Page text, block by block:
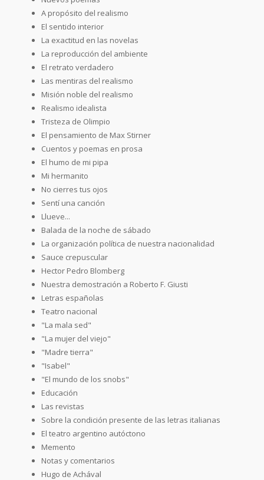
A propósito del realismo
El sentido interior
La exactitud en las novelas
La reproducción del ambiente
El retrato verdadero
Las mentiras del realismo
Misión noble del realismo
Realismo idealista
Tristeza de Olimpio
El pensamiento de Max Stirner
Cuentos y poemas en prosa
El humo de mi pipa
Mi hermanito
No cierres tus ojos
Sentí una canción
Llueve...
Balada de la noche de sábado
La organización política de nuestra nacionalidad
Sauce crepuscular
Hector Pedro Blomberg
Nuestra demostración a Roberto F. Giusti
Letras españolas
Teatro nacional
"La mala sed"
"La mujer del viejo"
"Madre tierra"
"Isabel"
"El mundo de los snobs"
Educación
Las revistas
Sobre la condición presente de las letras italianas
El teatro argentino autóctono
Memento
Notas y comentarios
Hugo de Achával